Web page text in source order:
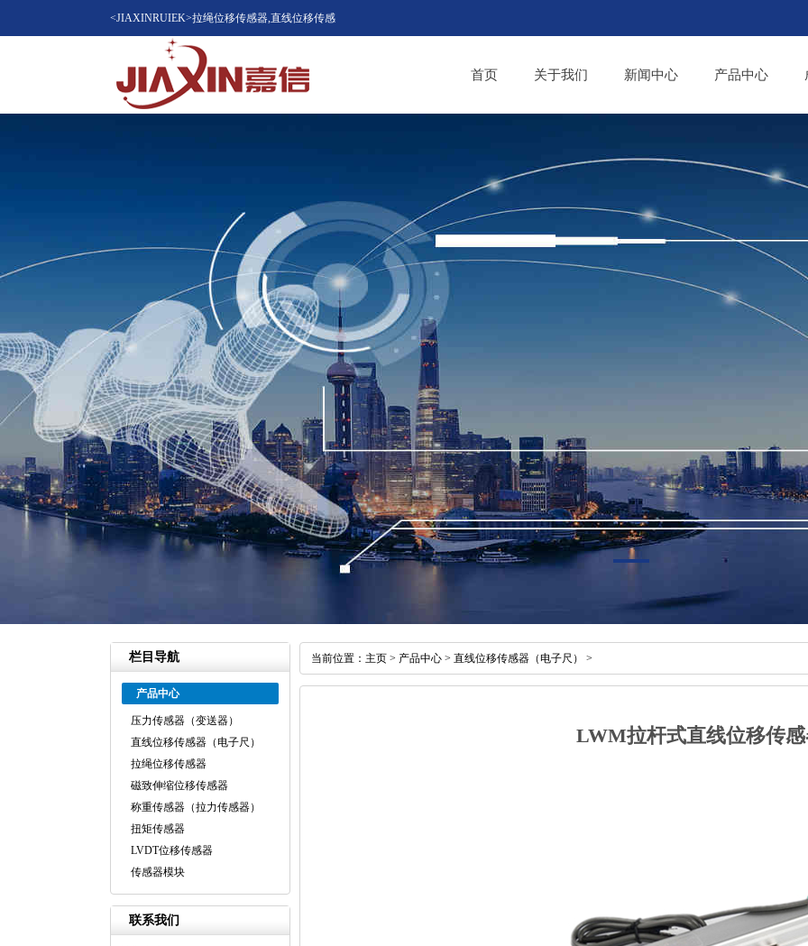
<JIAXINRUIEK>拉绳位移传感器,直线位移传感
器（位移计），磁致伸缩位移传感器，LVDT位
移传感器知名品牌供应商
首页 关于我们 新闻中心 产品中心
栏目导航
产品中心
压力传感器（变送器）
直线位移传感器（电子尺）
拉绳位移传感器
磁致伸缩位移传感器
称重传感器（拉力传感器）
扭矩传感器
LVDT位移传感器
传感器模块
联系我们
当前位置： 主页 > 产品中心 > 直线位移传感器（电子尺） >
LWM拉杆式直线位移传